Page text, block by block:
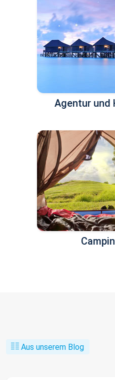
Agentur und
Aus unserem Blog